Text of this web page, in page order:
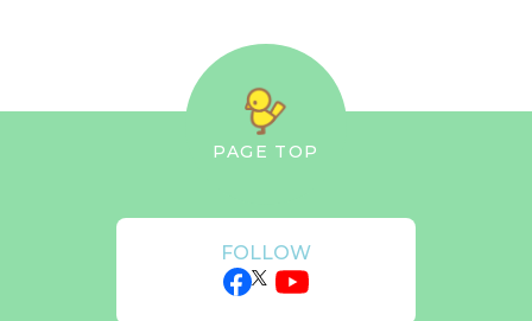
PAGE TOP
FOLLOW